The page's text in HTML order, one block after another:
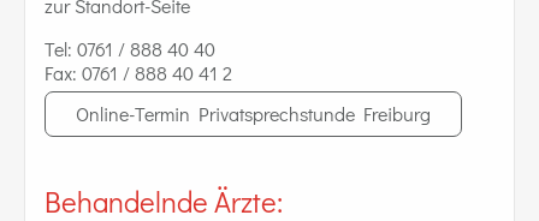
zur Standort-Seite
Tel: 0761 / 888 40 40
Fax: 0761 / 888 40 41 2
Online-Termin Privatsprechstunde Freiburg
Behandelnde Ärzte: